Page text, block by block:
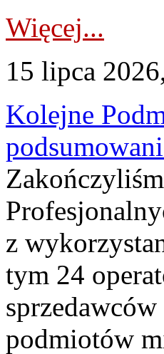
Więcej...
15 lipca
Kolejne
z
tym 24
podmiotów